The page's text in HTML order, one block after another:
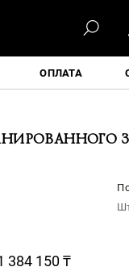
ОПЛАТА
384 150₸